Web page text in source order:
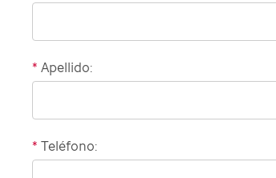
* Apellido:
Domestic
phone
* Teléfono: